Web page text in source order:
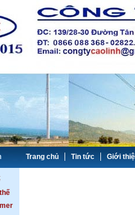
Trang chủ Tin tức Giới